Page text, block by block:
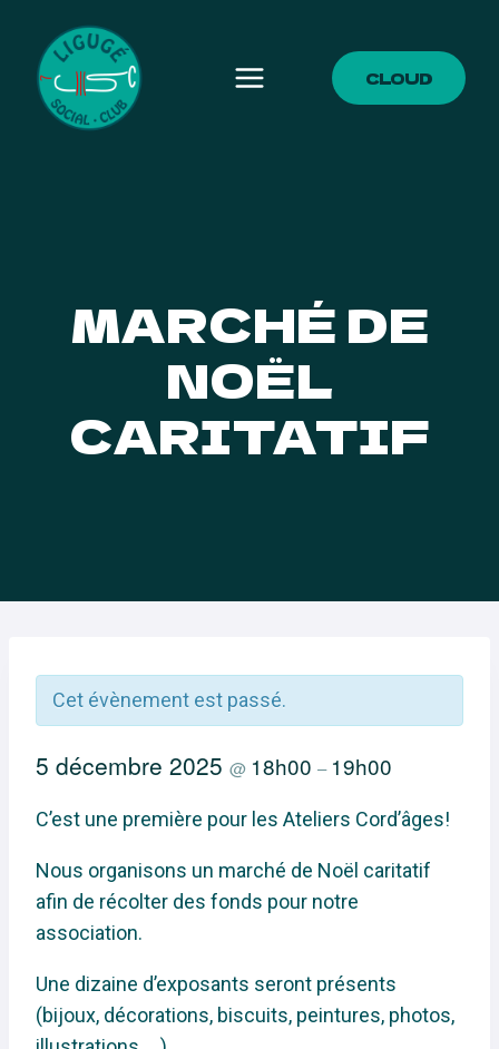
contenu
CLOUD
MARCHÉ DE
NOËL
CARITATIF
Cet évènement est passé.
5 décembre 2025 @ 18h00 – 19h00
C’est une première pour les Ateliers Cord’âges!
Nous organisons un marché de Noël caritatif
afin de récolter des fonds pour notre
association.
Une dizaine d’exposants seront présents
(bijoux, décorations, biscuits, peintures, photos,